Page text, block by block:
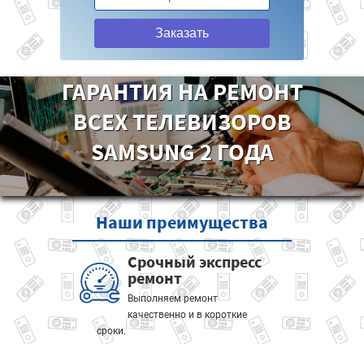
Заказать
ГАРАНТИЯ НА РЕМОНТ
ВСЕХ ТЕЛЕВИЗОРОВ
SAMSUNG 2 ГОДА
Нашипреимущества
Срочный экспресс
ремонт
Выполняем ремонт
качественно и в короткие
сроки.